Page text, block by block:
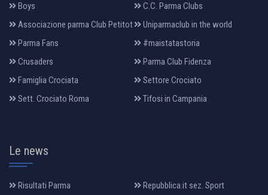
Boys
C.C. Parma Clubs
Associazione parma Club Petitot
Uniparmaclub in the world
Parma Fans
#maistatastoria
Crusaders
Parma Club Fidenza
Famiglia Crociata
Settore Crociato
Sett. Crociato Roma
Tifosi in Campania
Le news
Risultati Parma Repubblica.it sez. Sport